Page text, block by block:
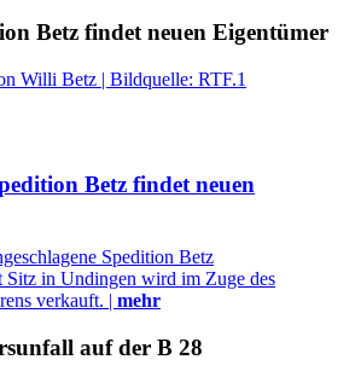
Betz findet neuen Eigentümer
Betz findet neuen
Spedition Betz
Sitz in Undingen wird im Zuge des
verkauft. | mehr
auf der B 28